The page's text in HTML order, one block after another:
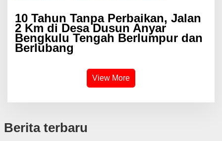
10 Tahun Tanpa Perbaikan, Jalan
2 Km di Desa Dusun Anyar
Bengkulu Tengah Berlumpur dan
Berlubang
View More
Berita terbaru